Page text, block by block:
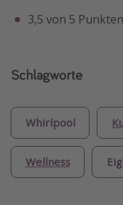
3,5 von 5
Schlagworte
Whirlpool
Wellness